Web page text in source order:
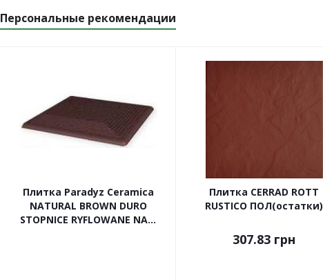
Персональные рекомендации
Плитка Paradyz Ceramica
NATURAL BROWN DURO
STOPNICE RYFLOWANE NA...
Плитка CERRAD ROTT
RUSTICO ПОЛ(остатки)
307.83 грн